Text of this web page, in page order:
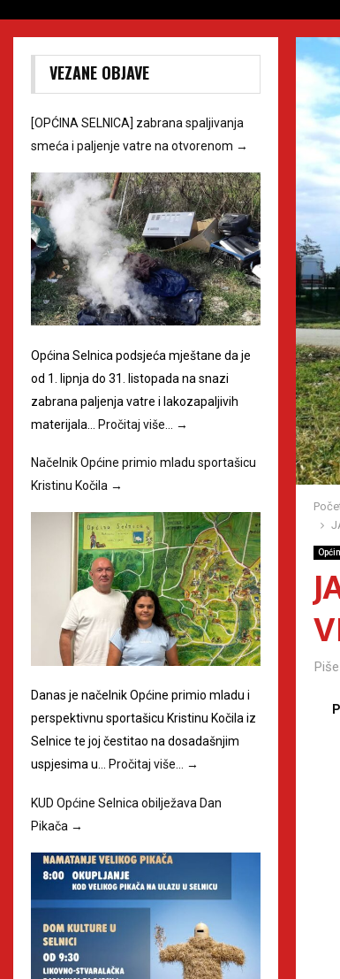
Piše
VEZANE OBJAVE
[OPĆINA SELNICA] zabrana spaljivanja
smeća i paljenje vatre na otvorenom →
Općina Selnica podsjeća mještane da je
od 1. lipnja do 31. listopada na snazi
zabrana paljenja vatre i lakozapaljivih
materijala… Pročitaj više… →
Načelnik Općine primio mladu sportašicu
Kristinu Kočila →
Danas je načelnik Općine primio mladu i
perspektivnu sportašicu Kristinu Kočila iz
Selnice te joj čestitao na dosadašnjim
uspjesima u… Pročitaj više… →
KUD Općine Selnica obilježava Dan
Pikača →